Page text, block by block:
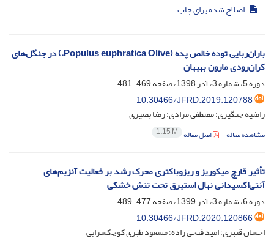
اصلاح شده برای چاپ
باران‌ربایی توده خالص پده (Populus euphratica Olive.) در جنگل‌های
کران‌رودی مارون بهبهان
دوره 5، شماره 3، آذر 1398، صفحه
469-481
10.30466/JFRD.2019.120788
راضیه چنگیزی؛ مصطفی مرادی؛ رضا بصیری
مشاهده مقاله اصل مقاله 1.15 M
تأثیر قارچ میکوریز و ریزوباکتری محرک رشد بر فعالیت آنزیم‌های
آنتی‌اکسیدانی نهال استبرق تحت تنش خشکی
دوره 6، شماره 3، آذر 1399، صفحه
477-489
10.30466/JFRD.2020.120866
احسان قنبری؛ امید فتحی زاده؛ مسعود طبری کوچکسرایی